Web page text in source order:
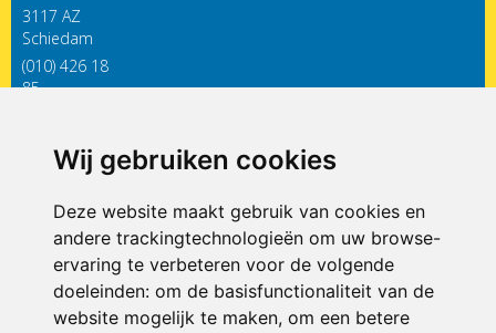
Wij gebruiken cookies
Deze website maakt gebruik van cookies en
andere trackingtechnologieën om uw browse-
ervaring te verbeteren voor de volgende
doeleinden: om de basisfunctionaliteit van de
website mogelijk te maken, om een betere
3117 AZ
Schiedam
(010) 426 18
85
ONDERDEEL VAN